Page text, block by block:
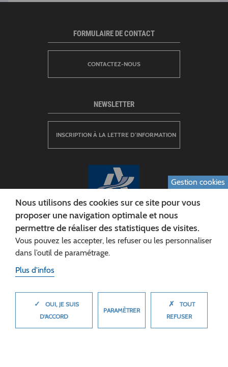
CONSEIL DÉPARTEMENTAL DE L'AISNE
Siège :
FORMULAIRE DE CONTACT
CONTACTEZ-NOUS
NEWSLETTER
INSCRIPTION À LA LETTRE D’INFORMATION
Gestion cookies
Nous utilisons des cookies sur ce site pour vous
proposer une navigation optimale et nous
permettre de réaliser des statistiques de visites.
Vous pouvez les accepter, les refuser ou les personnaliser
dans l’outil de paramétrage.
Plus d'infos
✓
OUI, JE SUIS
D'ACCORD
PARAMÈTRER
✗
TOUT
REFUSER
MASQUER